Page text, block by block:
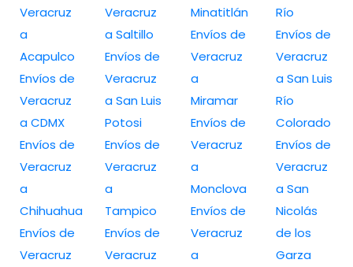
Veracruz
a
Acapulco
Envíos de
Veracruz
a CDMX
Envíos de
Veracruz
a
Chihuahua
Envíos de
Veracruz
Veracruz
a Saltillo
Envíos de
Veracruz
a San Luis
Potosi
Envíos de
Veracruz
a
Tampico
Envíos de
Veracruz
Minatitlán
Envíos de
Veracruz
a
Miramar
Envíos de
Veracruz
a
Monclova
Envíos de
Veracruz
a
Río
Envíos de
Veracruz
a San Luis
Río
Colorado
Envíos de
Veracruz
a San
Nicolás
de los
Garza